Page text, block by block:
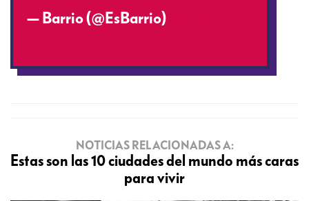
— Barrio (@EsBarrio)
NOTICIAS RELACIONADAS A:
Estas son las 10 ciudades del mundo más caras
para vivir